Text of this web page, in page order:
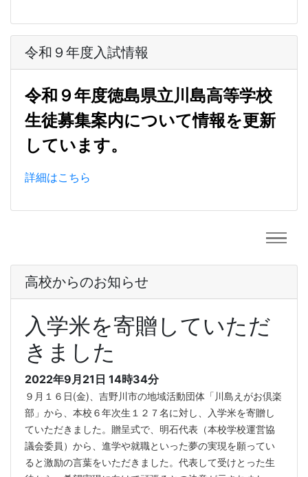
令和９年度入試情報
令和９年度徳島県立川島高等学校
生徒募集案内について情報を更新
しています。
詳細はこちら
高校からのお知らせ
入学米を寄贈していただ
きました
2022年9月21日 14時34分
９月１６日(金)、吉野川市の地域活動団体「川島えがお倶楽
部」から、本校６年次生１２７名に対し、入学米を寄贈し
ていただきました。贈呈式で、明石代表（本校学校運営協
議会委員）から、進学や就職といった夢の実現を願ってい
ると激励の言葉をいただきました。代表して受けとった生